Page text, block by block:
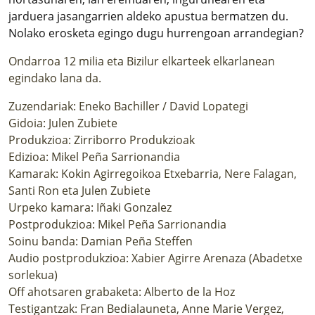
jarduera jasangarrien aldeko apustua bermatzen du.
Nolako erosketa egingo dugu hurrengoan arrandegian?
Ondarroa 12 milia eta Bizilur elkarteek elkarlanean
egindako lana da.
Zuzendariak: Eneko Bachiller / David Lopategi
Gidoia: Julen Zubiete
Produkzioa: Zirriborro Produkzioak
Edizioa: Mikel Peña Sarrionandia
Kamarak: Kokin Agirregoikoa Etxebarria, Nere Falagan,
Santi Ron eta Julen Zubiete
Urpeko kamara: Iñaki Gonzalez
Postprodukzioa: Mikel Peña Sarrionandia
Soinu banda: Damian Peña Steffen
Audio postprodukzioa: Xabier Agirre Arenaza (Abadetxe
sorlekua)
Off ahotsaren grabaketa: Alberto de la Hoz
Testigantzak: Fran Bedialauneta, Anne Marie Vergez,